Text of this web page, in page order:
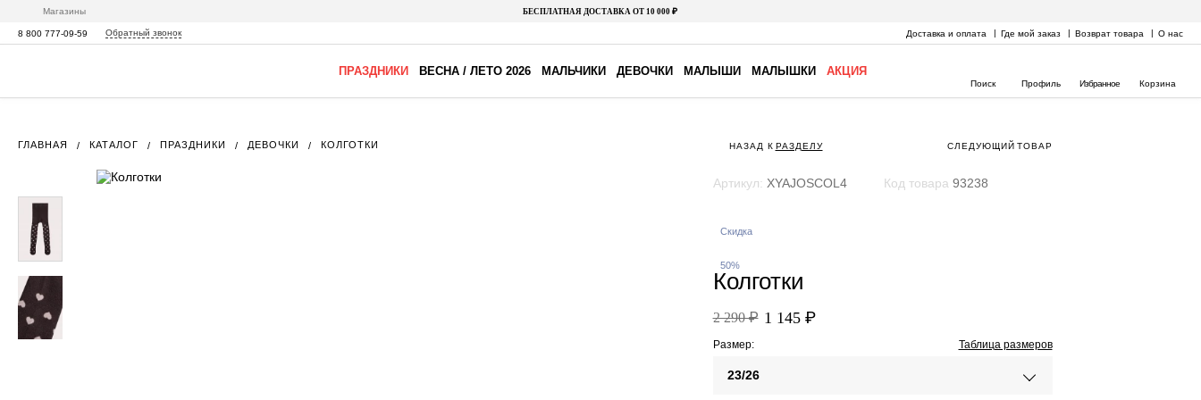
Магазины БЕСПЛАТНАЯ ДОСТАВКА ОТ 10 000 ₽
8 800 777-09-59 Обратный звонок Доставка и оплата Где мой заказ Возврат товара О нас
ПРАЗДНИКИ ВЕСНА / ЛЕТО 2026 МАЛЬЧИКИ ДЕВОЧКИ МАЛЫШИ МАЛЫШКИ АКЦИЯ
Поиск Профиль Избранное Корзина
ГЛАВНАЯ КАТАЛОГ ПРАЗДНИКИ ДЕВОЧКИ КОЛГОТКИ НАЗАД К РАЗДЕЛУ СЛЕДУЮЩИЙ ТОВАР
Артикул: XYAJOSCOL4 Код товара 93238
Скидка
50%
Колготки
2 290 ₽ 1 145 ₽
Размер: Таблица размеров
23/26